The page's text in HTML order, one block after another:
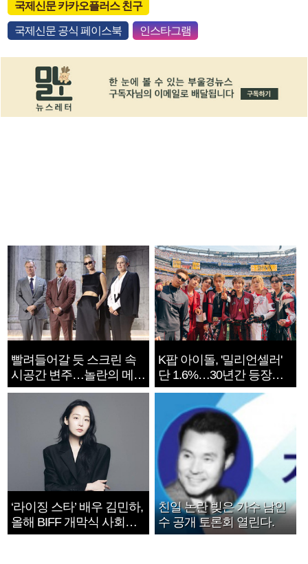
국제신문 카카오플러스 친구
국제신문 공식 페이스북 인스타그램
빨려들어갈 듯 스크린 속
시공간 변주…놀란의 메시
지는 ‘전쟁 속죄’
K팝 아이돌, '밀리언셀러'
단 1.6%…30년간 등장
1182개팀 전수조사
‘라이징 스타’ 배우 김민하,
올해 BIFF 개막식 사회자
확정
친일 논란 빚은 가수 남인
수 공개 토론회 열린다.